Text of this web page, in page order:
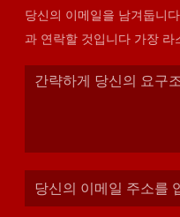
당신의 이메일을 남겨둡니
과 연락할